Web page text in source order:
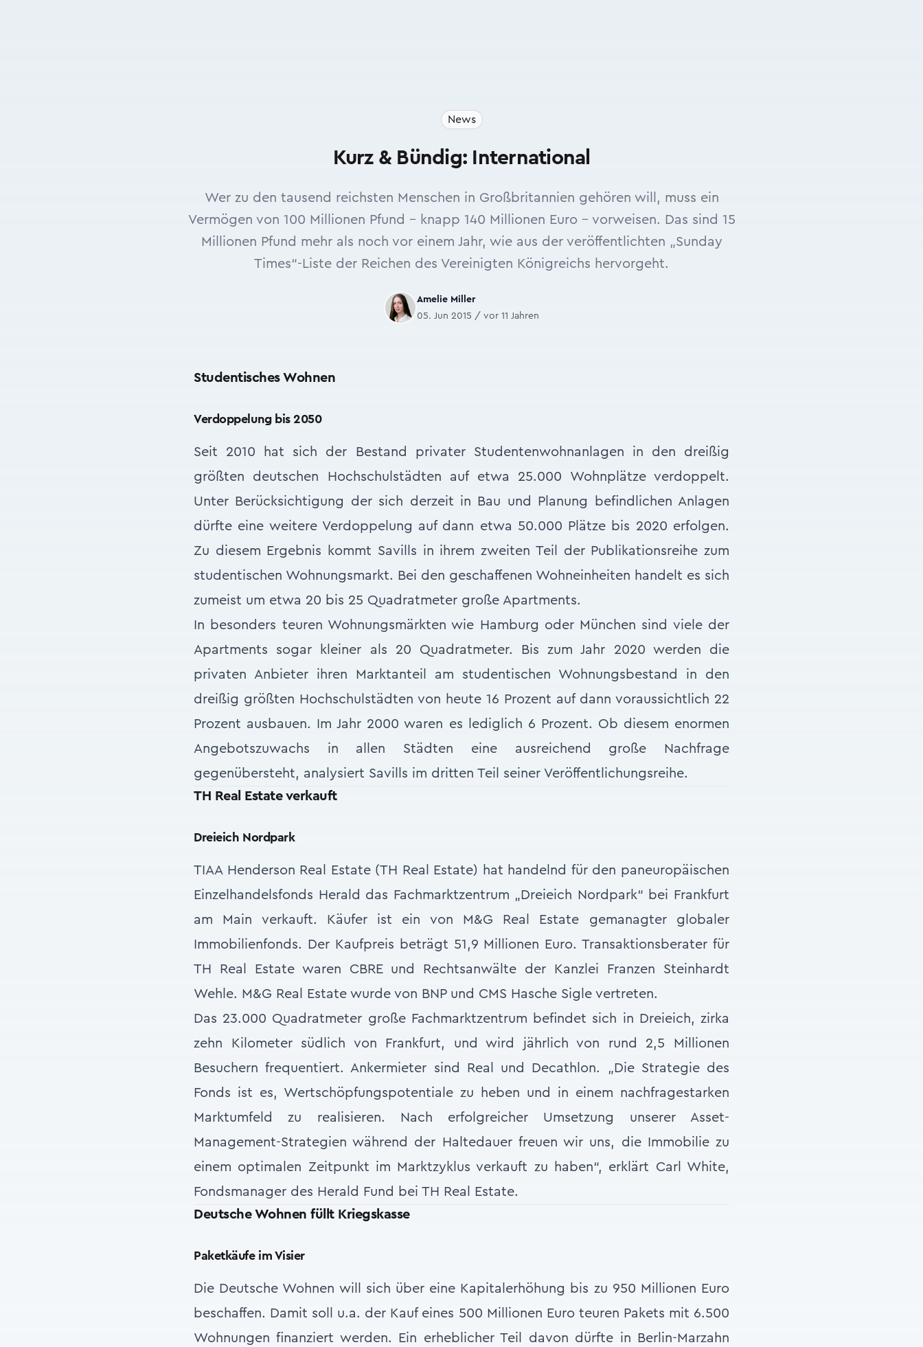
News
Kurz & Bündig: International
Wer zu den tausend reichsten Menschen in Großbritannien gehören will, muss ein
Vermögen von 100 Millionen Pfund - knapp 140 Millionen Euro - vorweisen. Das sind 15
Millionen Pfund mehr als noch vor einem Jahr, wie aus der veröffentlichten „Sunday
Times“-Liste der Reichen des Vereinigten Königreichs hervorgeht.
Amelie Miller
05. Jun 2015 / vor 11 Jahren
Studentisches Wohnen
Verdoppelung bis 2050
Seit 2010 hat sich der Bestand privater Studentenwohnanlagen in den dreißig
größten deutschen Hochschulstädten auf etwa 25.000 Wohnplätze verdoppelt.
Unter Berücksichtigung der sich derzeit in Bau und Planung befindlichen Anlagen
dürfte eine weitere Verdoppelung auf dann etwa 50.000 Plätze bis 2020 erfolgen.
Zu diesem Ergebnis kommt Savills in ihrem zweiten Teil der Publikationsreihe zum
studentischen Wohnungsmarkt. Bei den geschaffenen Wohneinheiten handelt es sich
zumeist um etwa 20 bis 25 Quadratmeter große Apartments.
In besonders teuren Wohnungsmärkten wie Hamburg oder München sind viele der
Apartments sogar kleiner als 20 Quadratmeter. Bis zum Jahr 2020 werden die
privaten Anbieter ihren Marktanteil am studentischen Wohnungsbestand in den
dreißig größten Hochschulstädten von heute 16 Prozent auf dann voraussichtlich 22
Prozent ausbauen. Im Jahr 2000 waren es lediglich 6 Prozent. Ob diesem enormen
Angebotszuwachs in allen Städten eine ausreichend große Nachfrage
gegenübersteht, analysiert Savills im dritten Teil seiner Veröffentlichungsreihe.
TH Real Estate verkauft
Dreieich Nordpark
TIAA Henderson Real Estate (TH Real Estate) hat handelnd für den paneuropäischen
Einzelhandelsfonds Herald das Fachmarktzentrum „Dreieich Nordpark“ bei Frankfurt
am Main verkauft. Käufer ist ein von M&G Real Estate gemanagter globaler
Immobilienfonds. Der Kaufpreis beträgt 51,9 Millionen Euro. Transaktionsberater für
TH Real Estate waren CBRE und Rechtsanwälte der Kanzlei Franzen Steinhardt
Wehle. M&G Real Estate wurde von BNP und CMS Hasche Sigle vertreten.
Das 23.000 Quadratmeter große Fachmarktzentrum befindet sich in Dreieich, zirka
zehn Kilometer südlich von Frankfurt, und wird jährlich von rund 2,5 Millionen
Besuchern frequentiert. Ankermieter sind Real und Decathlon. „Die Strategie des
Fonds ist es, Wertschöpfungspotentiale zu heben und in einem nachfragestarken
Marktumfeld zu realisieren. Nach erfolgreicher Umsetzung unserer Asset-
Management-Strategien während der Haltedauer freuen wir uns, die Immobilie zu
einem optimalen Zeitpunkt im Marktzyklus verkauft zu haben“, erklärt Carl White,
Fondsmanager des Herald Fund bei TH Real Estate.
Deutsche Wohnen füllt Kriegskasse
Paketkäufe im Visier
Die Deutsche Wohnen will sich über eine Kapitalerhöhung bis zu 950 Millionen Euro
beschaffen. Damit soll u.a. der Kauf eines 500 Millionen Euro teuren Pakets mit 6.500
Wohnungen finanziert werden. Ein erheblicher Teil davon dürfte in Berlin-Marzahn